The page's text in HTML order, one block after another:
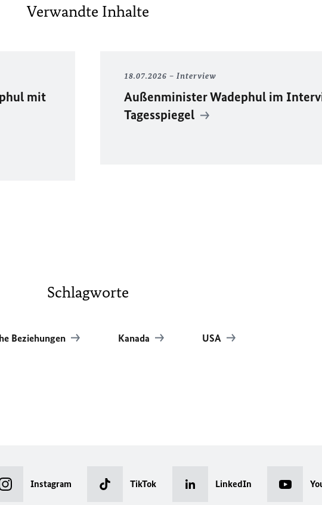
Verwandte Inhalte
mit
18.07.2026 Interview
Außenminister Wadephul im
Tagesspiegel
Schlagworte
Beziehungen Kanada USA
Instagram TikTok LinkedIn